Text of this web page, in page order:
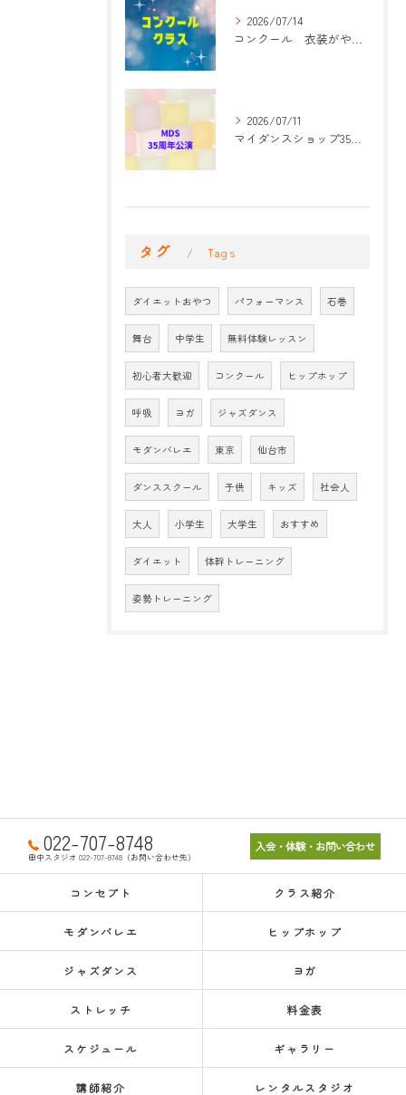
2026/07/14
コンクール 衣装がやって来た！
2026/07/11
マイダンスショップ35周年記念公演 振付開始
タグ Tags
ダイエットおやつ パフォーマンス 石巻
舞台 中学生 無料体験レッスン
初心者大歓迎 コンクール ヒップホップ
呼吸 ヨガ ジャズダンス
モダンバレエ 東京 仙台市
ダンススクール 子供 キッズ 社会人
大人 小学生 大学生 おすすめ
ダイエット 体幹トレーニング
姿勢トレーニング
022-707-8748
田中スタジオ 022-707-8748（お問い合わせ先）
入会・体験・お問い合わせ
コンセプト クラス紹介
モダンバレエ ヒップホップ
ジャズダンス ヨガ
ストレッチ 料金表
スケジュール ギャラリー
講師紹介 レンタルスタジオ